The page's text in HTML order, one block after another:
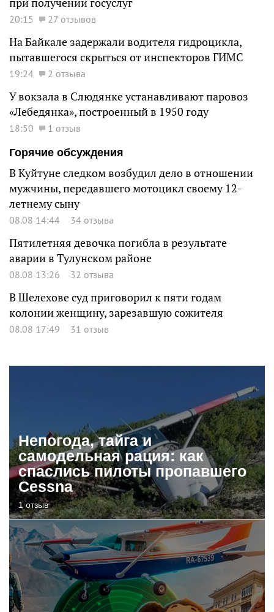
20:15 27 отзывов
На Байкале задержали водителя гидроцикла,
пытавшегося скрыться от инспекторов ГИМС
19:24 2 отзыва
У вокзала в Слюдянке устанавливают паровоз
«Лебедянка», построенный в 1950 году
18:50
1 отзыв
Горячие обсуждения
В Куйтуне следком возбудил дело в отношении
мужчины, передавшего мотоцикл своему 12-
летнему сыну
08.08 14:44 34 отзыва
Пятилетняя девочка погибла в результате
аварии в Тулунском районе
08.08 13:26 32 отзыва
В Шелехове суд приговорил к пяти годам
колонии женщину, зарезавшую сожителя
08.08 17:49 31 отзыв
Непогода, тайга и
самодельная рация: как
спаслись пилоты пропавшего
Cessna
1 отзыв